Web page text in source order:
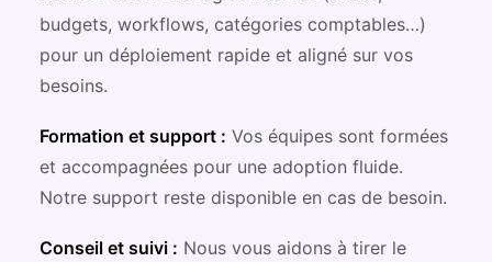
budgets, workflows, catégories comptables…)
pour un déploiement rapide et aligné sur vos
besoins.
Formation et support : Vos équipes sont formées
et accompagnées pour une adoption fluide.
Notre support reste disponible en cas de besoin.
Conseil et suivi : Nous vous aidons à tirer le